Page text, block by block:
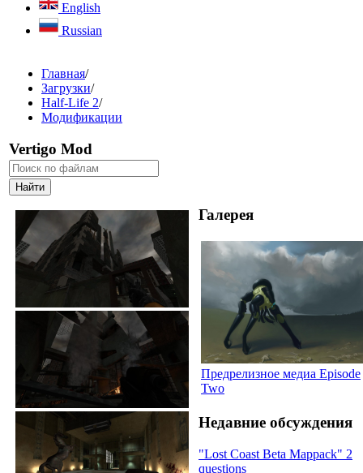
English
Russian
Главная/
Загрузки/
Half-Life 2/
Модификации
Vertigo Mod
Галерея
Предрелизное медиа Episode
Two
Недавние обсуждения
"Lost Coast Beta Mappack" 2
questions